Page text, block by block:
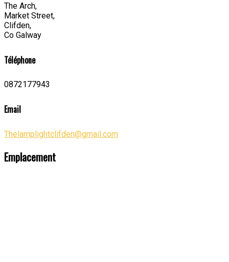
The Arch,
Market Street,
Clifden,
Co Galway
Téléphone
0872177943
Email
Thelamplightclifden@gmail.com
Emplacement